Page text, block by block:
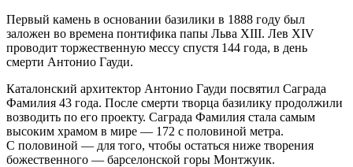
Первый камень в основании базилики в 1888 году был
заложен во времена понтифика папы Льва XIII. Лев XIV
проводит торжественную мессу спустя 144 года, в день
смерти Антонио Гауди.
Каталонский архитектор Антонио Гауди посвятил Саграда
Фамилия 43 года. После смерти творца базилику продолжили
возводить по его проекту. Саграда Фамилия стала самым
высоким храмом в мире — 172 с половиной метра.
С половиной — для того, чтобы остаться ниже творения
божественного — барселонской горы Монтжуик.